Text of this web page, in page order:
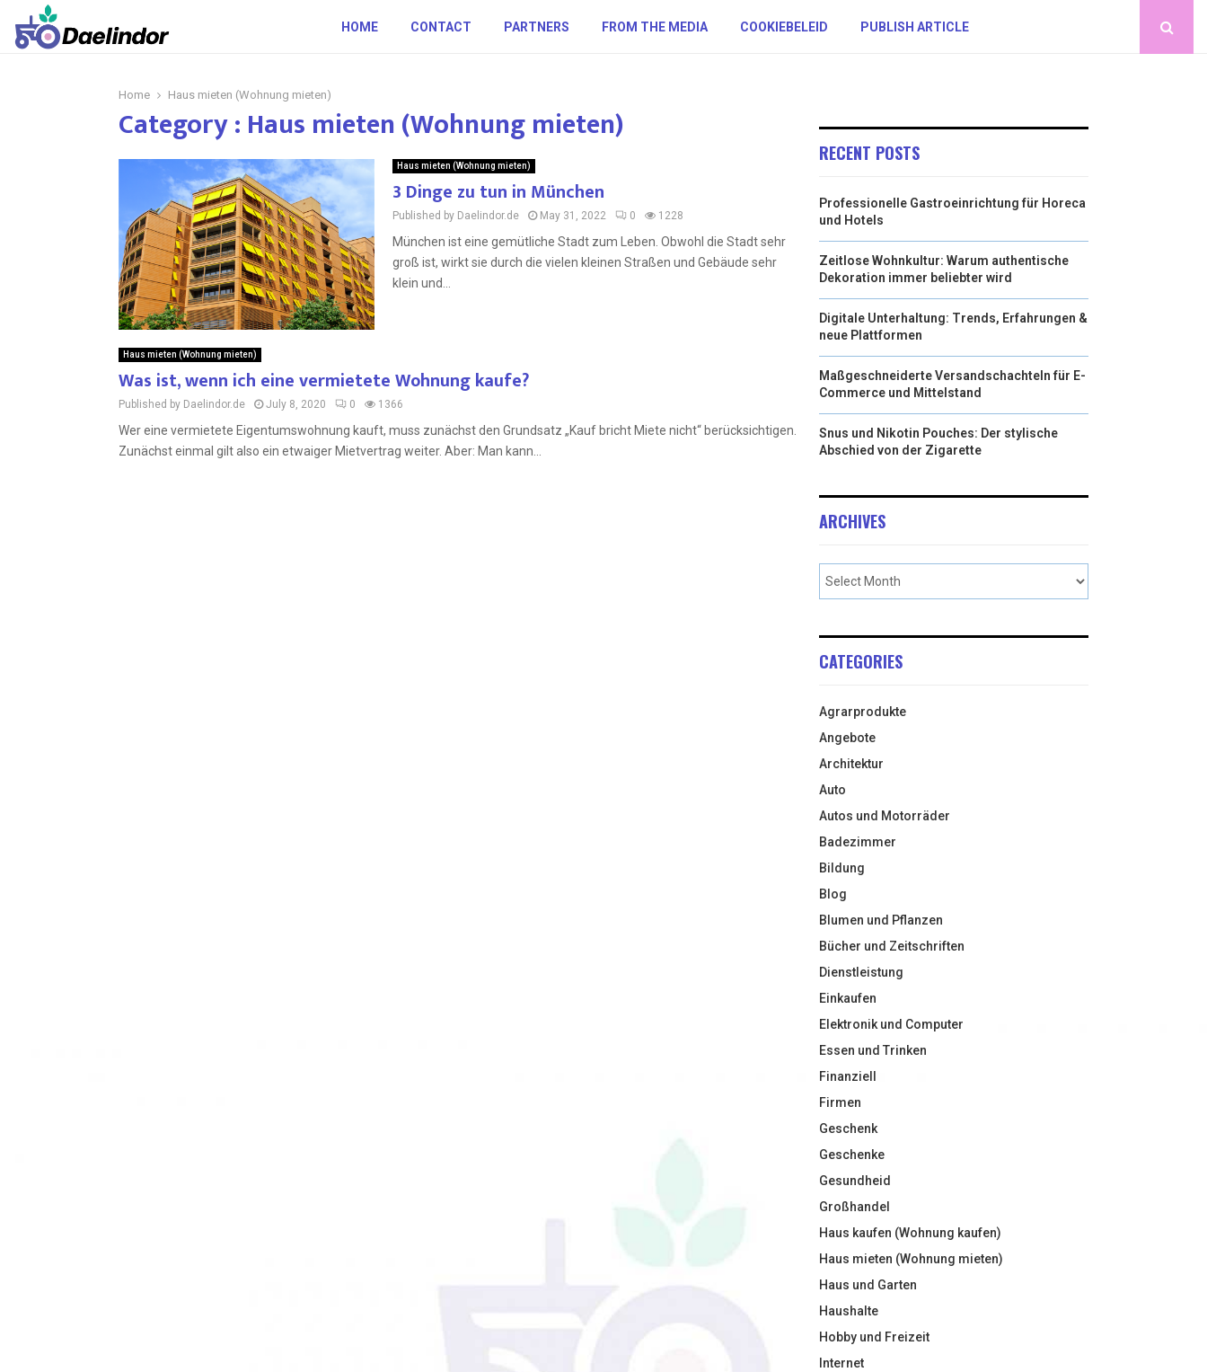
HOME CONTACT PARTNERS FROM THE MEDIA COOKIEBELEID PUBLISH ARTICLE
Home Haus mieten (Wohnung mieten)
Category : Haus mieten (Wohnung mieten)
Haus mieten (Wohnung mieten)
3 Dinge zu tun in München
Published by Daelindor.de May 31, 2022 0 1228
München ist eine gemütliche Stadt zum Leben. Obwohl die Stadt sehr
groß ist, wirkt sie durch die vielen kleinen Straßen und Gebäude sehr
klein und...
Haus mieten (Wohnung mieten)
Was ist, wenn ich eine vermietete Wohnung kaufe?
Published by Daelindor.de July 8, 2020 0 1366
Wer eine vermietete Eigentumswohnung kauft, muss zunächst den Grundsatz „Kauf bricht Miete nicht“ berücksichtigen.
Zunächst einmal gilt also ein etwaiger Mietvertrag weiter. Aber: Man kann...
RECENT POSTS
Professionelle Gastroeinrichtung für Horeca
und Hotels
Zeitlose Wohnkultur: Warum authentische
Dekoration immer beliebter wird
Digitale Unterhaltung: Trends, Erfahrungen &
neue Plattformen
Maßgeschneiderte Versandschachteln für E-
Commerce und Mittelstand
Snus und Nikotin Pouches: Der stylische
Abschied von der Zigarette
ARCHIVES
CATEGORIES
Agrarprodukte
Angebote
Architektur
Auto
Autos und Motorräder
Badezimmer
Bildung
Blog
Blumen und Pflanzen
Bücher und Zeitschriften
Dienstleistung
Einkaufen
Elektronik und Computer
Essen und Trinken
Finanziell
Firmen
Geschenk
Geschenke
Gesundheid
Großhandel
Haus kaufen (Wohnung kaufen)
Haus mieten (Wohnung mieten)
Haus und Garten
Haushalte
Hobby und Freizeit
Internet